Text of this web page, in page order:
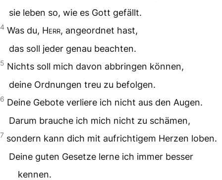
sie leben so, wie es Gott gefällt.
4 Was du, Herr, angeordnet hast,
das soll jeder genau beachten.
5 Nichts soll mich davon abbringen können,
deine Ordnungen treu zu befolgen.
6 Deine Gebote verliere ich nicht aus den Augen.
Darum brauche ich mich nicht zu schämen,
7 sondern kann dich mit aufrichtigem Herzen loben.
Deine guten Gesetze lerne ich immer besser
kennen.